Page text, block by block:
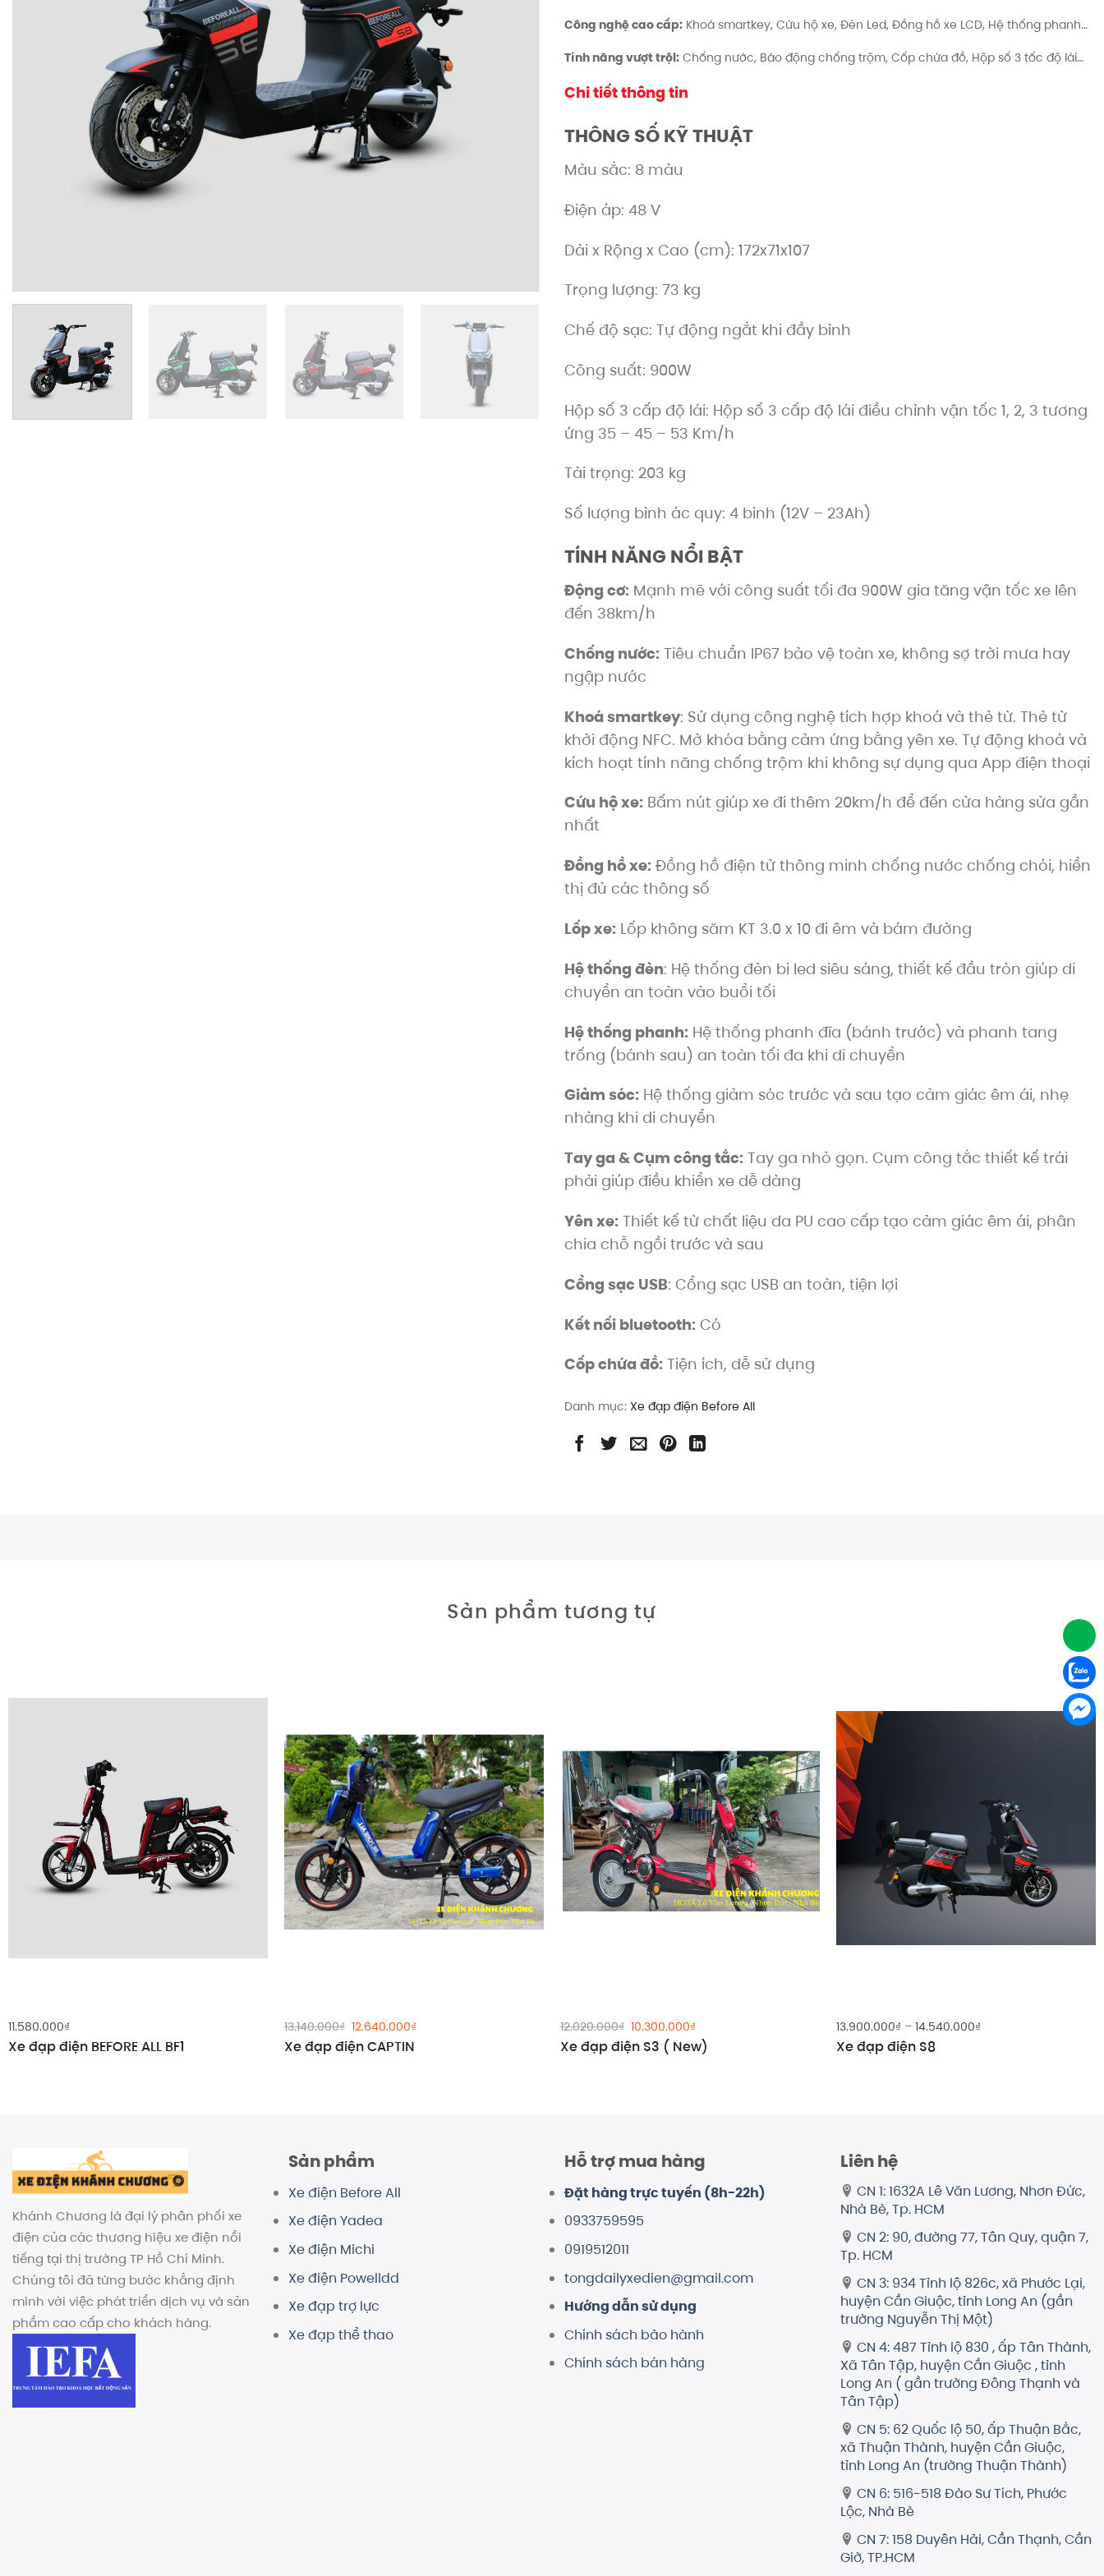
Công nghệ cao cấp: Khoá smartkey, Cứu hộ xe, Đèn Led, Đồng hồ xe LCD, Hệ thống phanh…
Tính năng vượt trội: Chống nước, Báo động chống trộm, Cốp chứa đồ, Hộp số 3 tốc độ lái…
Chi tiết thông tin
THÔNG SỐ KỸ THUẬT
Màu sắc: 8 màu
Điện áp: 48 V
Dài x Rộng x Cao (cm): 172x71x107
Trọng lượng: 73 kg
Chế độ sạc: Tự động ngắt khi đầy bình
Công suất: 900W
Hộp số 3 cấp độ lái: Hộp số 3 cấp độ lái điều chỉnh vận tốc 1, 2, 3 tương
ứng 35 – 45 – 53 Km/h
Tải trọng: 203 kg
Số lượng bình ác quy: 4 bình (12V – 23Ah)
TÍNH NĂNG NỔI BẬT
Động cơ: Mạnh mẽ với công suất tối đa 900W gia tăng vận tốc xe lên
đến 38km/h
Chống nước: Tiêu chuẩn IP67 bảo vệ toàn xe, không sợ trời mưa hay
ngập nước
Khoá smartkey: Sử dụng công nghệ tích hợp khoá và thẻ từ. Thẻ từ
khởi động NFC. Mở khóa bằng cảm ứng bằng yên xe. Tự động khoá và
kích hoạt tính năng chống trộm khi không sự dụng qua App điện thoại
Cứu hộ xe: Bấm nút giúp xe đi thêm 20km/h để đến cửa hàng sửa gần
nhất
Đồng hồ xe: Đồng hồ điện tử thông minh chống nước chống chói, hiển
thị đủ các thông số
Lốp xe: Lốp không săm KT 3.0 x 10 đi êm và bám đường
Hệ thống đèn: Hệ thống đèn bi led siêu sáng, thiết kế đầu tròn giúp di
chuyển an toàn vào buổi tối
Hệ thống phanh: Hệ thống phanh đĩa (bánh trước) và phanh tang
trống (bánh sau) an toàn tối đa khi di chuyển
Giảm sóc: Hệ thống giảm sóc trước và sau tạo cảm giác êm ái, nhẹ
nhàng khi di chuyển
Tay ga & Cụm công tắc: Tay ga nhỏ gọn. Cụm công tắc thiết kế trái
phải giúp điều khiển xe dễ dàng
Yên xe: Thiết kế từ chất liệu da PU cao cấp tạo cảm giác êm ái, phân
chia chỗ ngồi trước và sau
Cổng sạc USB: Cổng sạc USB an toàn, tiện lợi
Kết nối bluetooth: Có
Cốp chứa đồ: Tiện ích, dễ sử dụng
Danh mục: Xe đạp điện Before All
Sản phẩm tương tự
11.580.000₫
Xe đạp điện BEFORE ALL BF1
13.140.000₫ Giá
gốc
là:
12.640.000₫
Xe đạp điện CAPTIN
12.020.000₫ Giá
là:
12.020.000₫.
10.300.000₫
hiện
tại
là:
Xe đạp điện S3 ( New)
13.900.000₫ – 14.540.000₫Khoảng
Xe đạp điện S8
Khánh Chương là đại lý phân phối xe
điện của các thương hiệu xe điện nổi
tiếng tại thị trường TP Hồ Chí Minh.
Chúng tôi đã từng bước khẳng định
mình với việc phát triển dịch vụ và sản
phẩm cao cấp cho khách hàng.
Sản phẩm
Xe điện Before All
Xe điện Yadea
Xe điện Michi
Xe điện Powelldd
Xe đạp trợ lực
Xe đạp thể thao
Hỗ trợ mua hàng
Đặt hàng trực tuyến (8h-22h)
0933759595
0919512011
tongdailyxedien@gmail.com
Hướng dẫn sử dụng
Chính sách bảo hành
Chính sách bán hàng
Liên hệ
CN 1: 1632A Lê Văn Lương, Nhơn Đức,
Nhà Bè, Tp. HCM
CN 2: 90, đường 77, Tân Quy, quận 7,
Tp. HCM
CN 3: 934 Tỉnh lộ 826c, xã Phước Lại,
huyện Cần Giuộc, tỉnh Long An (gần
trường Nguyễn Thị Một)
CN 4: 487 Tỉnh lộ 830 , ấp Tân Thành,
Xã Tân Tập, huyện Cần Giuộc , tỉnh
Long An ( gần trường Đông Thạnh và
Tân Tập)
CN 5: 62 Quốc lộ 50, ấp Thuận Bắc,
xã Thuận Thành, huyện Cần Giuộc,
tỉnh Long An (trường Thuận Thành)
CN 6: 516-518 Đào Sư Tích, Phước
Lộc, Nhà Bè
CN 7: 158 Duyên Hải, Cần Thạnh, Cần
Giờ, TP.HCM